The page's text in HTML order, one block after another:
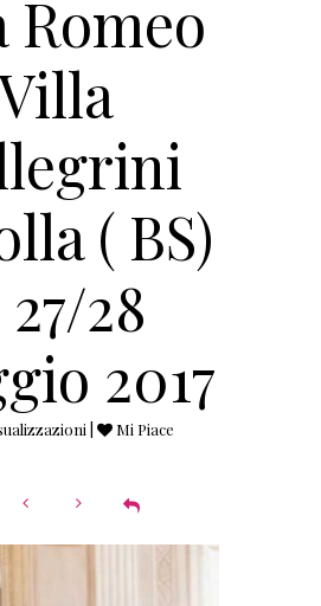
Romeo
( BS)
28
2017
| Mi Piace